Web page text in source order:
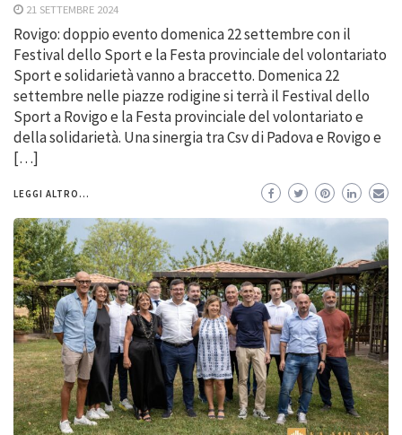
21 SETTEMBRE 2024
Rovigo: doppio evento domenica 22 settembre con il
Festival dello Sport e la Festa provinciale del volontariato
Sport e solidarietà vanno a braccetto. Domenica 22
settembre nelle piazze rodigine si terrà il Festival dello
Sport a Rovigo e la Festa provinciale del volontariato e
della solidarietà. Una sinergia tra Csv di Padova e Rovigo e
[…]
LEGGI ALTRO...